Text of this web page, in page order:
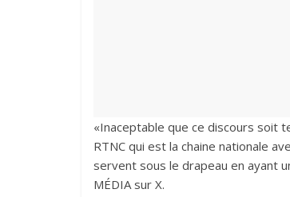
«Inaceptable que ce discours soit
RTNC qui est la chaine nationale
servent sous le drapeau en ayant
MÉDIA sur X.‎